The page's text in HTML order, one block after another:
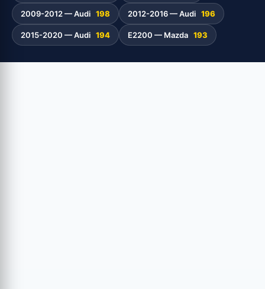
2009-2012 — Audi 198 2012-2016 — Audi 196
2015-2020 — Audi 194 E2200 — Mazda 193